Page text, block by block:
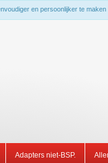
en persoonlijker te maken
Adapters niet-BSP.